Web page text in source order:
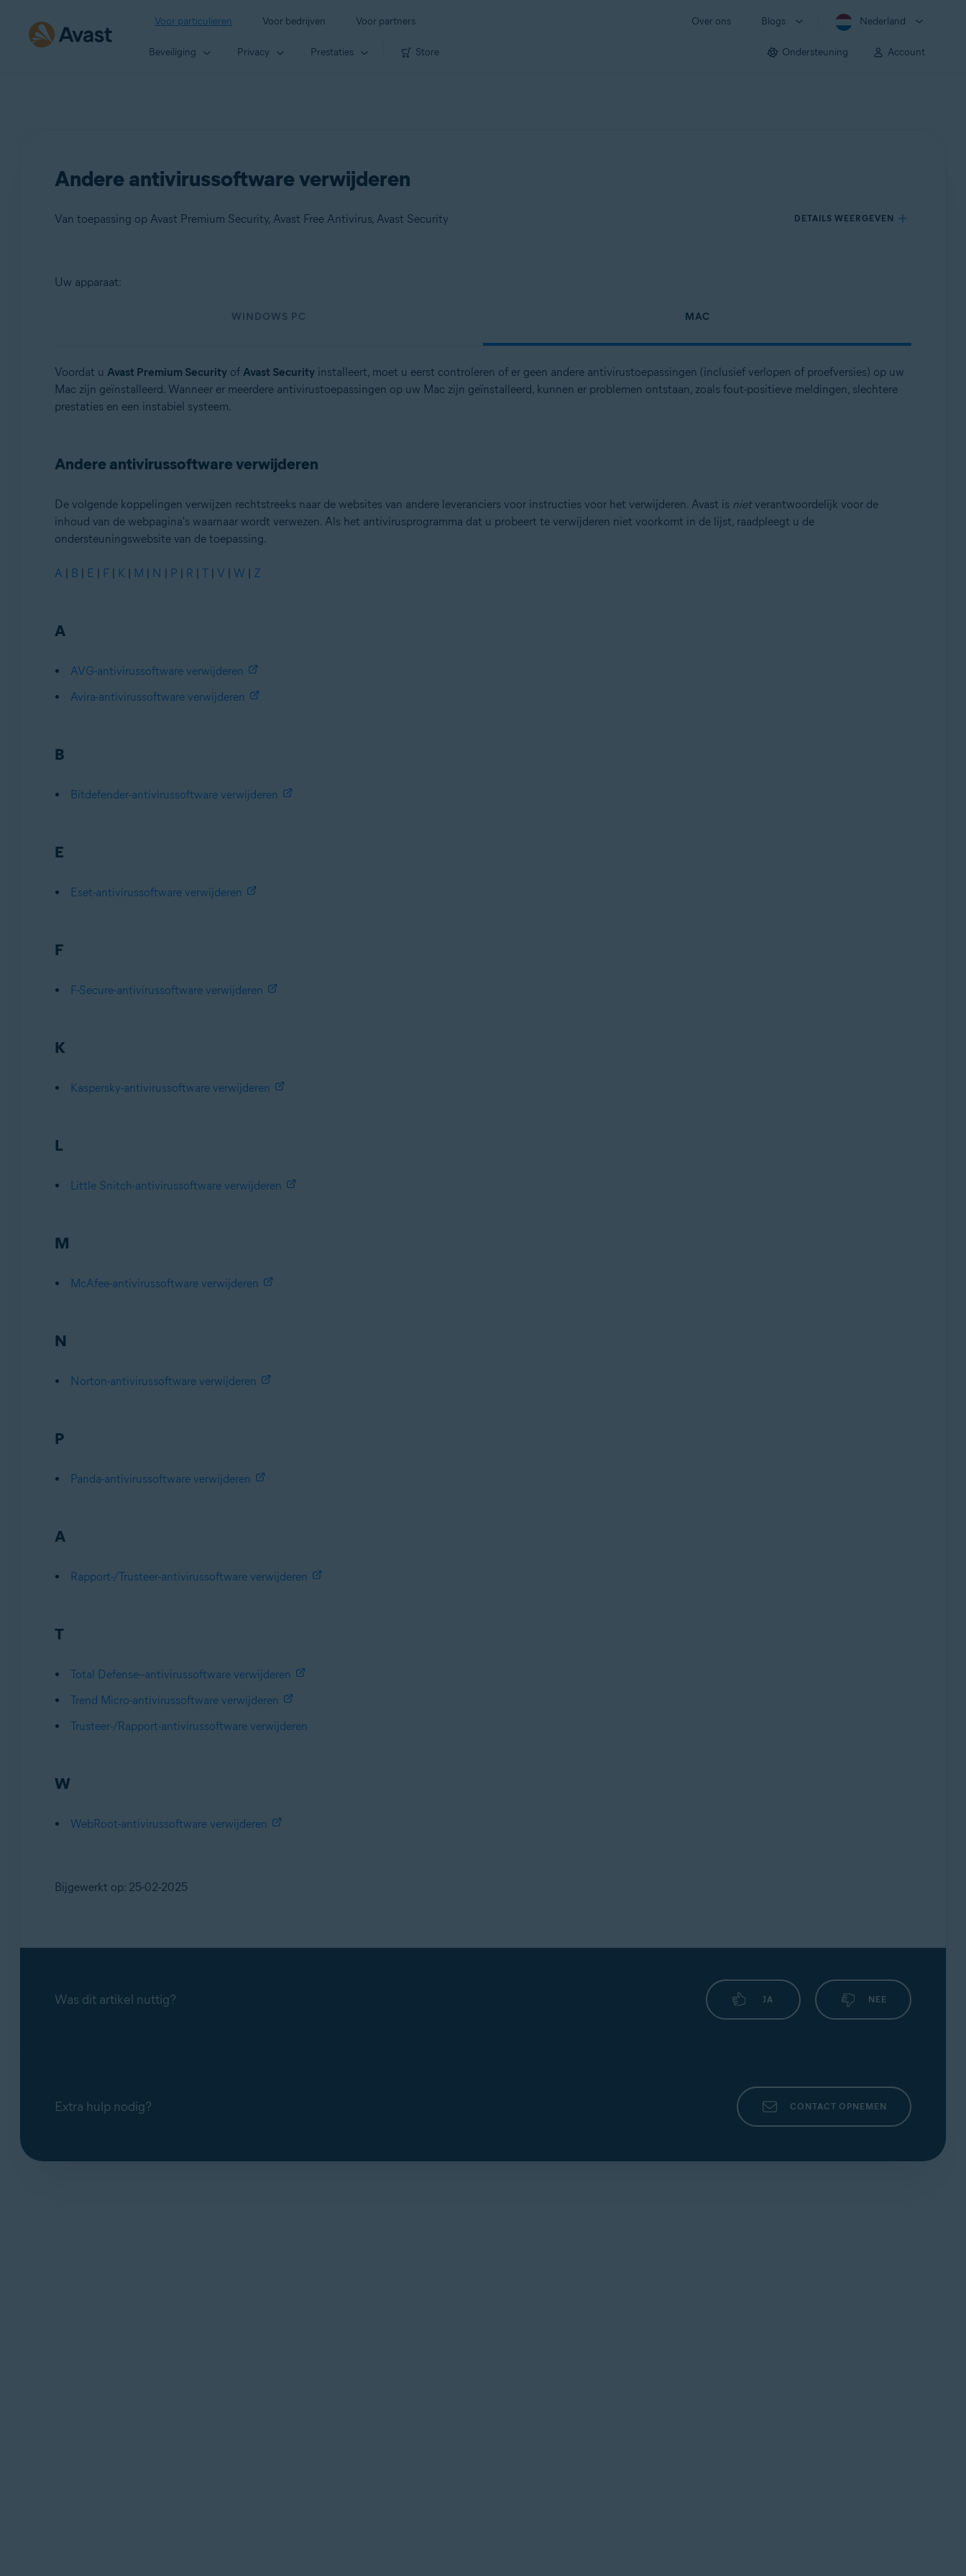
Voor particulieren Voor bedrijven Voor partners Over ons Blogs Nederland
Beveiliging Privacy Prestaties Store Ondersteuning Account
Andere antivirussoftware verwijderen
Van toepassing op Avast Premium Security, Avast Free Antivirus, Avast Security DETAILS WEERGEVEN
Producten:
Besturingssystemen:
Windows en MacOS
Uw apparaat:
WINDOWS PC MAC
Voordat u Avast Premium Securityof Avast Securityinstalleert, moet u eerst controleren of er geen andere antivirustoepassingen (inclusief verlopen of proefversies) op uw
Mac zijn geïnstalleerd. Wanneer er meerdere antivirustoepassingen op uw Mac zijn geïnstalleerd, kunnen er problemen ontstaan, zoals fout-positieve meldingen, slechtere
prestaties en een instabiel systeem.
Andere antivirussoftware verwijderen
De volgende koppelingen verwijzen rechtstreeks naar de websites van andere leveranciers voor instructies voor het verwijderen. Avast is nietverantwoordelijk voor de
inhoud van de webpagina's waarnaar wordt verwezen. Als het antivirusprogramma dat u probeert te verwijderen niet voorkomt in de lijst, raadpleegt u de
ondersteuningswebsite van de toepassing.
A | B | E | F | K | M | N | P | R | T | V | W | Z
A
AVG-antivirussoftware verwijderen
Avira-antivirussoftware verwijderen
B
Bitdefender-antivirussoftware verwijderen
E
Eset-antivirussoftware verwijderen
F
F-Secure-antivirussoftware verwijderen
K
Kaspersky-antivirussoftware verwijderen
L
Little Snitch-antivirussoftware verwijderen
M
McAfee-antivirussoftware verwijderen
N
Norton-antivirussoftware verwijderen
P
Panda-antivirussoftware verwijderen
A
Rapport-/Trusteer-antivirussoftware verwijderen
T
Total Defense--antivirussoftware verwijderen
Trend Micro-antivirussoftware verwijderen
Trusteer-/Rapport-antivirussoftware verwijderen
W
WebRoot-antivirussoftware verwijderen
Bijgewerkt op: 25-02-2025
Was dit artikel nuttig? JA NEE
Extra hulp nodig? CONTACT OPNEMEN